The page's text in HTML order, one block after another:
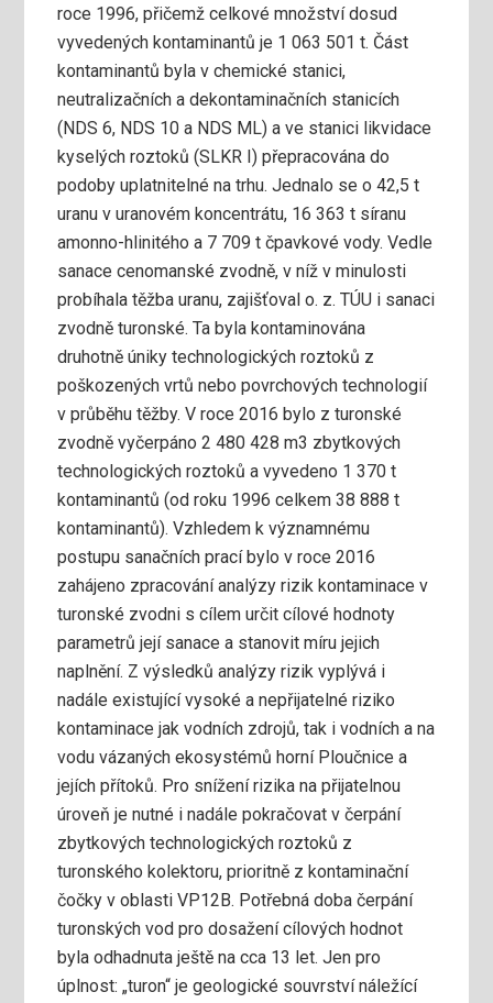
roce 1996, přičemž celkové množství dosud
vyvedených kontaminantů je 1 063 501 t. Část
kontaminantů byla v chemické stanici,
neutralizačních a dekontaminačních stanicích
(NDS 6, NDS 10 a NDS ML) a ve stanici likvidace
kyselých roztoků (SLKR I) přepracována do
podoby uplatnitelné na trhu. Jednalo se o 42,5 t
uranu v uranovém koncentrátu, 16 363 t síranu
amonno-hlinitého a 7 709 t čpavkové vody. Vedle
sanace cenomanské zvodně, v níž v minulosti
probíhala těžba uranu, zajišťoval o. z. TÚU i sanaci
zvodně turonské. Ta byla kontaminována
druhotně úniky technologických roztoků z
poškozených vrtů nebo povrchových technologií
v průběhu těžby. V roce 2016 bylo z turonské
zvodně vyčerpáno 2 480 428 m3 zbytkových
technologických roztoků a vyvedeno 1 370 t
kontaminantů (od roku 1996 celkem 38 888 t
kontaminantů). Vzhledem k významnému
postupu sanačních prací bylo v roce 2016
zahájeno zpracování analýzy rizik kontaminace v
turonské zvodni s cílem určit cílové hodnoty
parametrů její sanace a stanovit míru jejich
naplnění. Z výsledků analýzy rizik vyplývá i
nadále existující vysoké a nepřijatelné riziko
kontaminace jak vodních zdrojů, tak i vodních a na
vodu vázaných ekosystémů horní Ploučnice a
jejích přítoků. Pro snížení rizika na přijatelnou
úroveň je nutné i nadále pokračovat v čerpání
zbytkových technologických roztoků z
turonského kolektoru, prioritně z kontaminační
čočky v oblasti VP12B. Potřebná doba čerpání
turonských vod pro dosažení cílových hodnot
byla odhadnuta ještě na cca 13 let. Jen pro
úplnost: „turon“ je geologické souvrství náležící